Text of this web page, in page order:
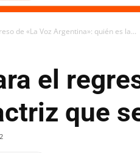
de «La Voz Argentina»: quién es la...
el
que